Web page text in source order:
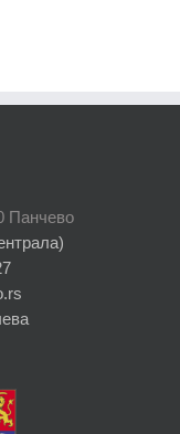
Панчево